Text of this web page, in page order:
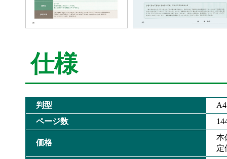
仕様
判型
A4
ページ数
価格
本
定